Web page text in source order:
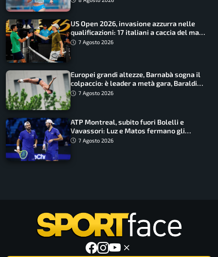
US Open 2026, invasione azzurra nelle
qualificazioni: 17 italiani a caccia del main
draw7 Agosto 2026
Europei grandi altezze, Barnabà sogna il
colpaccio: è leader a metà gara, Baraldi
ancora in corsa
7 Agosto 2026
ATP Montreal, subito fuori Bolelli e
Vavassori: Luz e Matos fermano gli
azzurri
7 Agosto 2026